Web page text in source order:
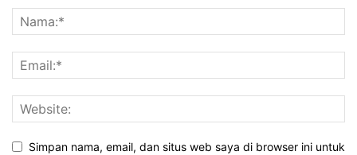
Simpan nama, email, dan situs web saya di browser ini untuk